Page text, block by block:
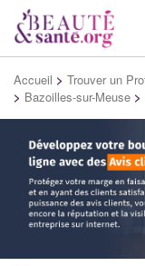
Accueil > Trouver un
> Bazoilles-sur-Meuse >